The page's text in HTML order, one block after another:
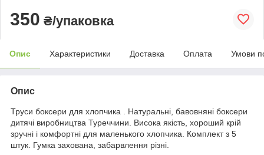
350 ₴/упаковка
Опис Характеристики Доставка Оплата Умови
Опис
Труси боксери для хлопчика . Натуральні, бавовняні боксери
дитячі виробництва Туреччини. Висока якість, хороший крій
зручні і комфортні для маленького хлопчика. Комплект з 5
штук. Гумка захована, забарвлення різні.